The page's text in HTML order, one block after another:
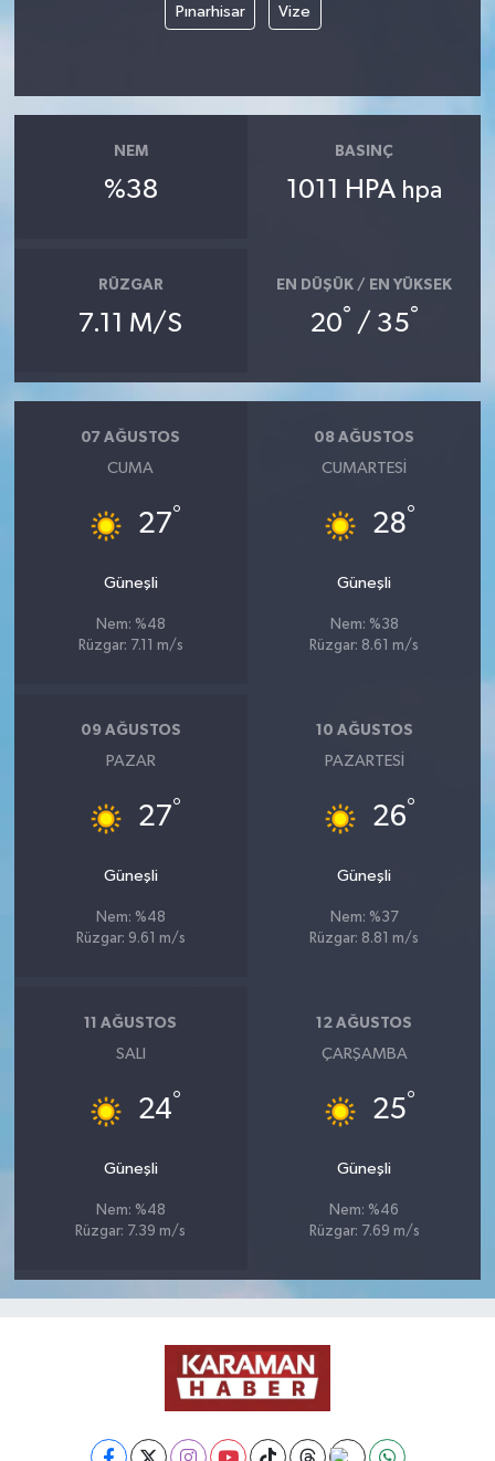
Pınarhisar Vize
NEM
%38
BASINÇ
1011 HPA hpa
RÜZGAR
7.11 M/S
EN DÜŞÜK / EN YÜKSEK
20° / 35°
07 AĞUSTOS
CUMA
27°
Güneşli
Nem: %48
Rüzgar: 7.11 m/s
08 AĞUSTOS
CUMARTESI
28°
Güneşli
Nem: %38
Rüzgar: 8.61 m/s
09 AĞUSTOS
PAZAR
27°
Güneşli
Nem: %48
Rüzgar: 9.61 m/s
10 AĞUSTOS
PAZARTESI
26°
Güneşli
Nem: %37
Rüzgar: 8.81 m/s
11 AĞUSTOS
SALI
24°
Güneşli
Nem: %48
Rüzgar: 7.39 m/s
12 AĞUSTOS
ÇARŞAMBA
25°
Güneşli
Nem: %46
Rüzgar: 7.69 m/s